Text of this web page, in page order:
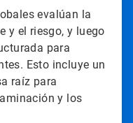
evalúan la
y el riesgo, y luego
para
Esto incluye un
raíz para
y los